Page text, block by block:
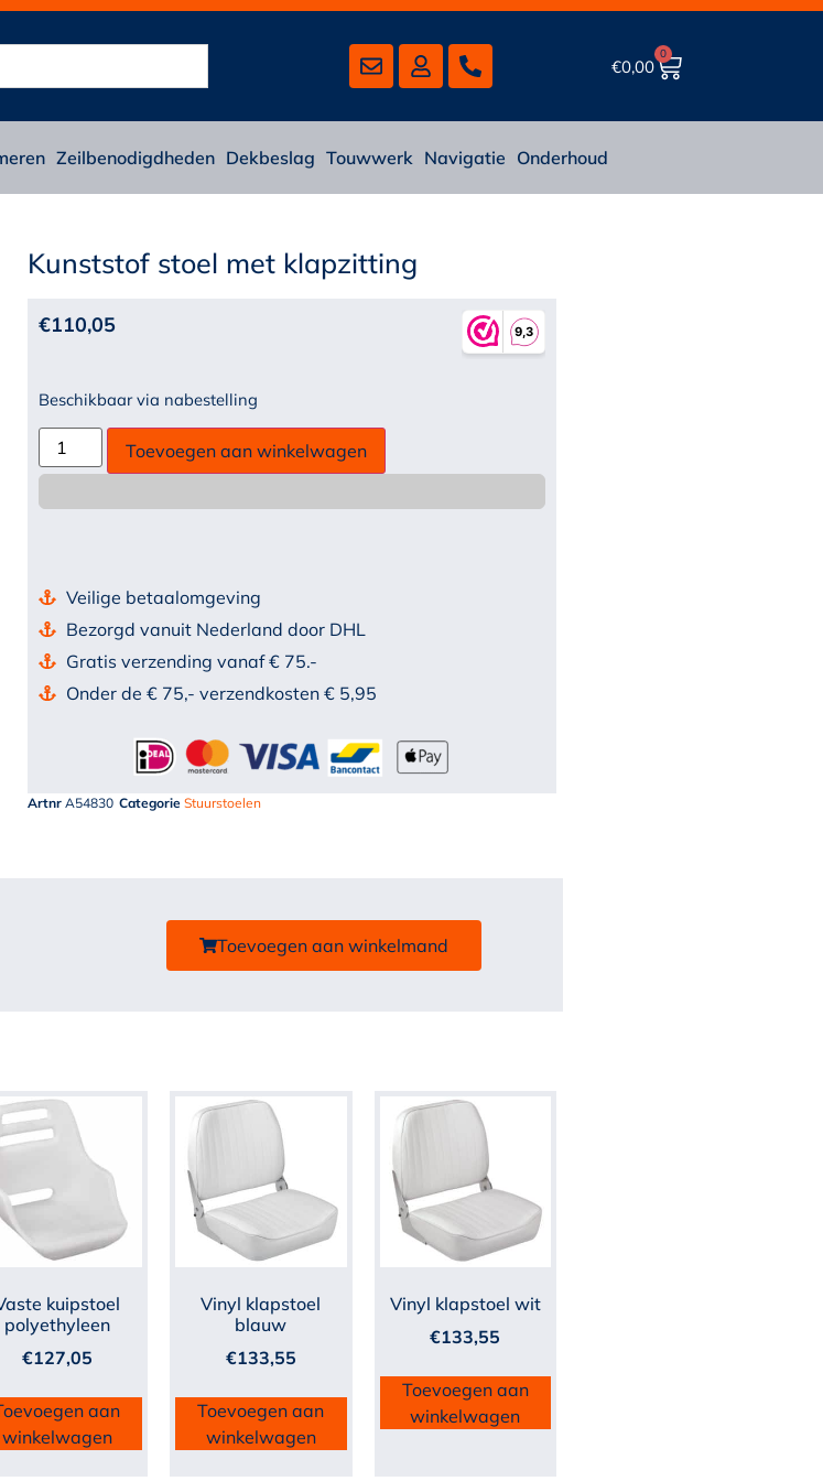
€0,00
0
Zeilbenodigdheden Dekbeslag Touwwerk Navigatie Onderhoud
Kunststof stoel met klapzitting
€110,05
Beschikbaar via nabestelling
Toevoegen aan winkelwagen
Veilige betaalomgeving
Bezorgd vanuit Nederland door DHL
Gratis verzending vanaf € 75.-
Onder de € 75,- verzendkosten € 5,95
Artnr A54830 Categorie Stuurstoelen
Toevoegen aan winkelmand
kuipstoel
polyethyleen
€127,05
aan
winkelwagen
Vinyl klapstoel
blauw
€133,55
Toevoegen aan
winkelwagen
Vinyl klapstoel wit
€133,55
Toevoegen aan
winkelwagen